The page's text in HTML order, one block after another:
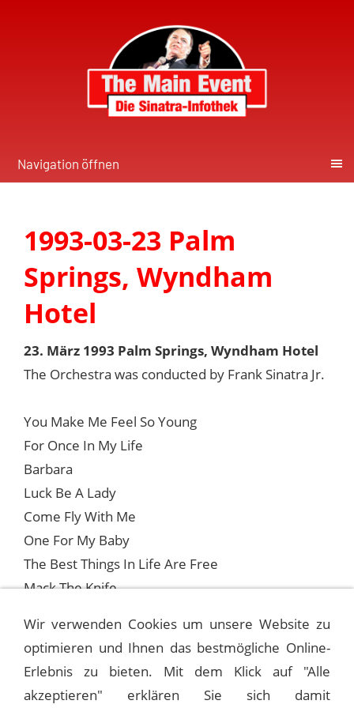
Navigation öffnen
1993-03-23 Palm
Springs, Wyndham
Hotel
23. März 1993 Palm Springs, Wyndham Hotel
The Orchestra was conducted by Frank Sinatra Jr.
You Make Me Feel So Young
For Once In My Life
Barbara
Luck Be A Lady
Come Fly With Me
One For My Baby
The Best Things In Life Are Free
Mack The Knife
1993-03-06 PALM DESERT, MARRIOTT’S
1993-04-16 WEST PALM BEACH, KRAVIS
Wir verwenden Cookies um unsere Website zu
optimieren und Ihnen das bestmögliche Online-
Erlebnis zu bieten. Mit dem Klick auf "Alle
akzeptieren" erklären Sie sich damit